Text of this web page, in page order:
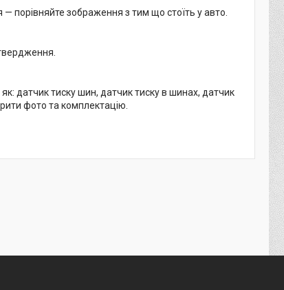
порівняйте зображення з тим що стоїть у авто.
датчик тиску шин, датчик тиску в шинах, датчик
фото та комплектацію.